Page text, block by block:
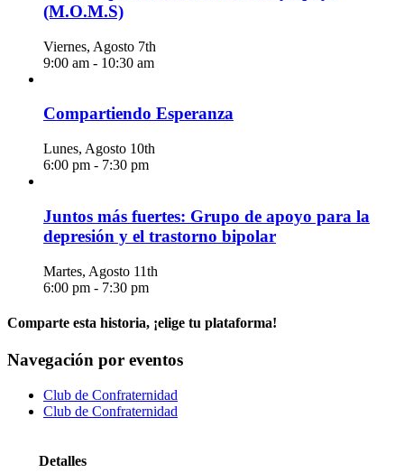
(M.O.M.S)
Viernes, Agosto 7th
9:00 am - 10:30 am
Compartiendo Esperanza
Lunes, Agosto 10th
6:00 pm - 7:30 pm
Juntos más fuertes: Grupo de apoyo para la
depresión y el trastorno bipolar
Martes, Agosto 11th
6:00 pm - 7:30 pm
Comparte esta historia, ¡elige tu plataforma!
Facebook
X
Reddit
LinkedIn
WhatsApp
Telegrama
Tumblr
Pinterest
Vk
Xing
Correo
electrónico
Navegación por eventos
Club de Confraternidad
Club de Confraternidad
Detalles